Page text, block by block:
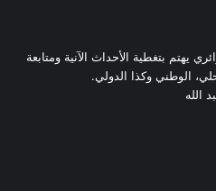
يهتم بتغطية الأحداث الآنية ومتابعة
الوطني وكذا الدولي.
الله